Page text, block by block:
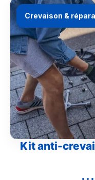
Crevaison &
Kit anti-